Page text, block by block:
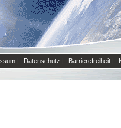
| Datenschutz | Barrierefreiheit |